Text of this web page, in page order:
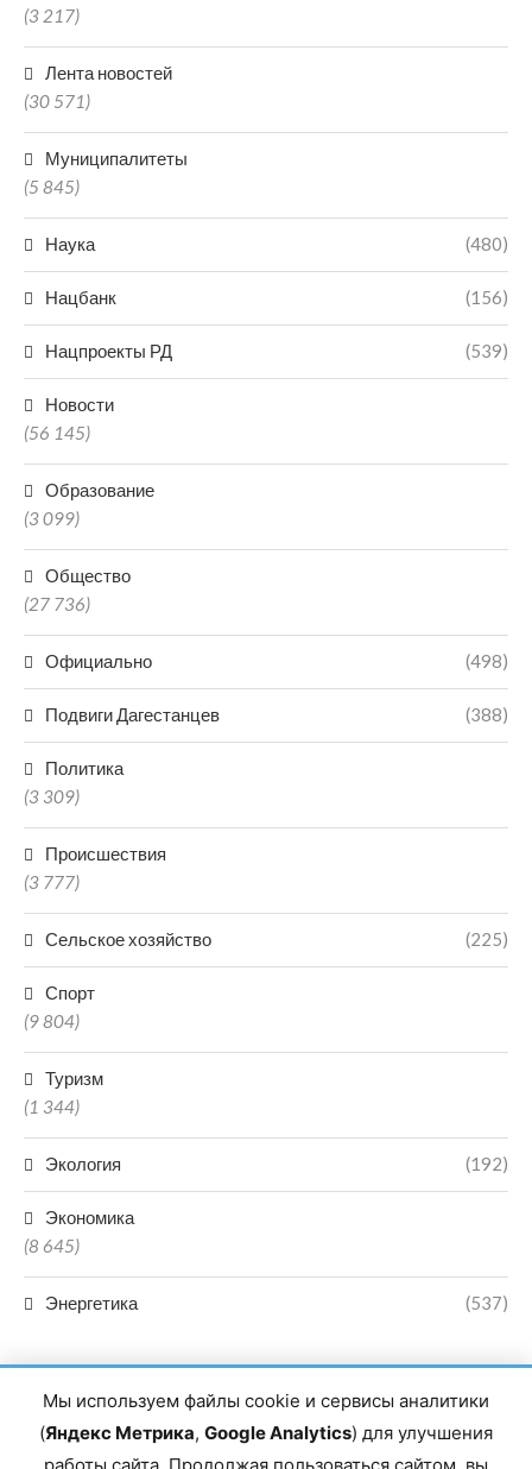
(3 217)
Лента новостей
(30 571)
Муниципалитеты
(5 845)
Наука (480)
Нацбанк (156)
Нацпроекты РД (539)
Новости
(56 145)
Образование
(3 099)
Общество
(27 736)
Официально (498)
Подвиги Дагестанцев (388)
Политика
(3 309)
Происшествия
(3 777)
Сельское хозяйство (225)
Спорт
(9 804)
Туризм
(1 344)
Экология (192)
Экономика
(8 645)
Энергетика (537)
Мы используем файлы cookie и сервисы аналитики
(Яндекс Метрика, Google Analytics) для улучшения